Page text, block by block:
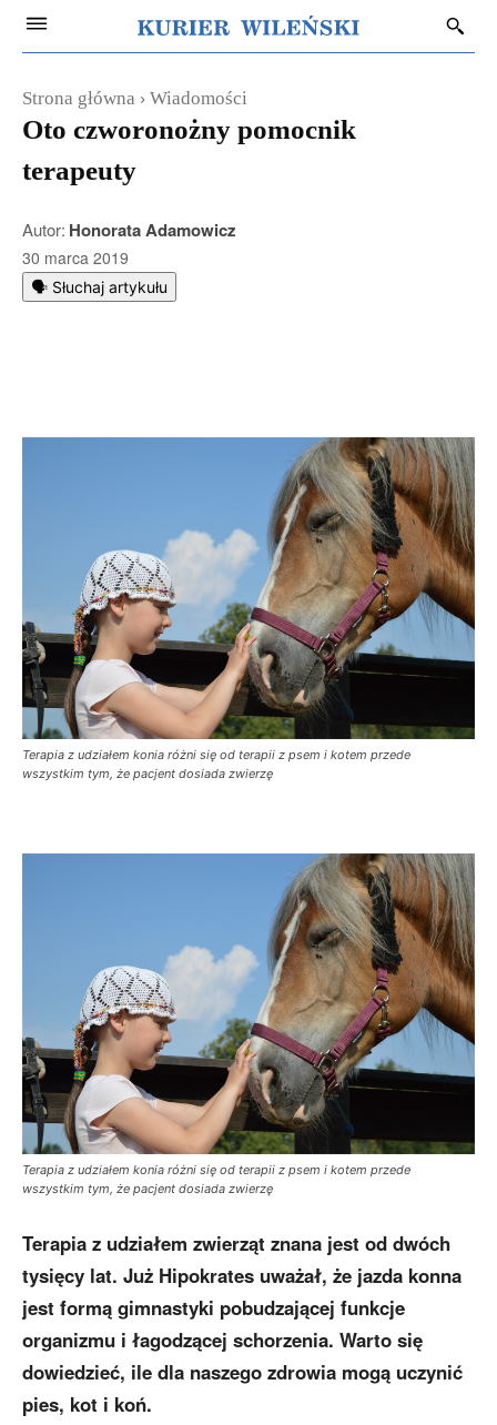
Strona główna Wiadomości
Oto czworonożny pomocnik
terapeuty
Autor: Honorata Adamowicz
30 marca 2019
🗣️ Słuchaj artykułu
Terapia z udziałem konia różni się od terapii z psem i kotem przede
wszystkim tym, że pacjent dosiada zwierzę
Terapia z udziałem konia różni się od terapii z psem i kotem przede
wszystkim tym, że pacjent dosiada zwierzę
Terapia z udziałem zwierząt znana jest od dwóch
tysięcy lat. Już Hipokrates uważał, że jazda konna
jest formą gimnastyki pobudzającej funkcje
organizmu i łagodzącej schorzenia. Warto się
dowiedzieć, ile dla naszego zdrowia mogą uczynić
pies, kot i koń.